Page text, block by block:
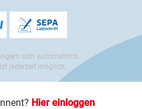
sich automatisch.
jederzeit möglich.
Hier einloggen